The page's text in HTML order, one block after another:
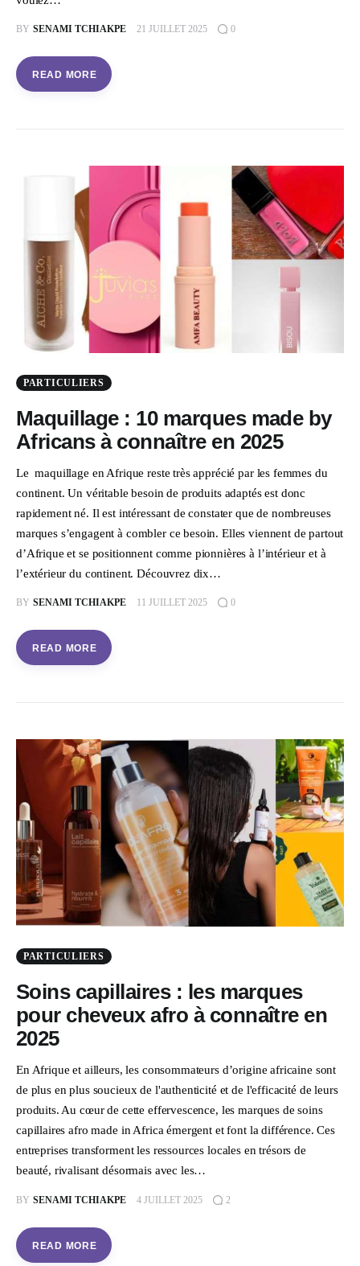
BY SENAMI TCHIAKPE 21 JUILLET 2025 0
READ MORE
PARTICULIERS
Maquillage : 10 marques made by
Africans à connaître en 2025
Le maquillage en Afrique reste très apprécié par les femmes du
continent. Un véritable besoin de produits adaptés est donc
rapidement né. Il est intéressant de constater que de nombreuses
marques s’engagent à combler ce besoin. Elles viennent de partout
d’Afrique et se positionnent comme pionnières à l’intérieur et à
l’extérieur du continent. Découvrez dix…
BY SENAMI TCHIAKPE 11 JUILLET 2025 0
READ MORE
PARTICULIERS
Soins capillaires : les marques
pour cheveux afro à connaître en
2025
En Afrique et ailleurs, les consommateurs d’origine africaine sont
de plus en plus soucieux de l'authenticité et de l'efficacité de leurs
produits. Au cœur de cette effervescence, les marques de soins
capillaires afro made in Africa émergent et font la différence. Ces
entreprises transforment les ressources locales en trésors de
beauté, rivalisant désormais avec les…
BY SENAMI TCHIAKPE 4 JUILLET 2025 2
READ MORE